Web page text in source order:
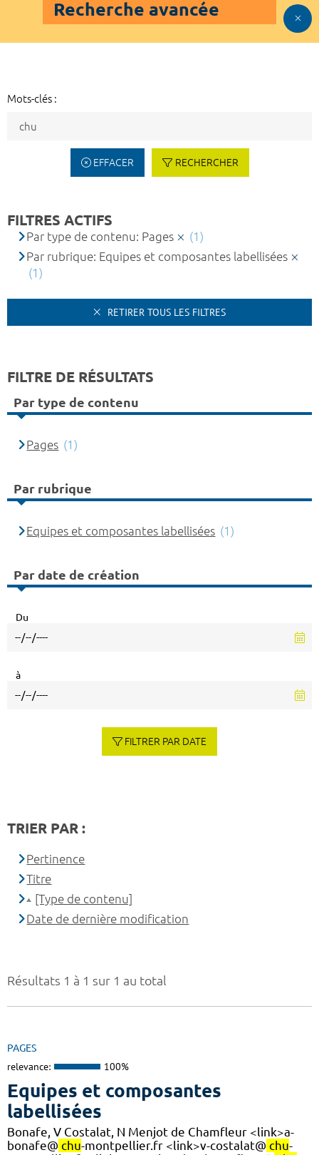
Recherche avancée
Mots-clés :
EFFACER RECHERCHER
Résultats 1 à 1 sur 1 au total
PAGES
relevance: 100%
Equipes et composantes
labellisées
Bonafe, V Costalat, N Menjot de Chamfleur <link>a-
bonafe@ chu-montpellier.fr <link>v-costalat@ chu-
FILTRES ACTIFS
Par type de contenu: Pages
(1)
Par rubrique: Equipes et composantes labellisées
(1)
RETIRER TOUS LES FILTRES
FILTRE DE RÉSULTATS
Par type de contenu
Pages (1)
Par rubrique
Equipes et composantes labellisées (1)
Par date de création
Du
à
FILTRER PAR DATE
TRIER PAR :
Pertinence
Titre
[Type de contenu]
Date de dernière modification